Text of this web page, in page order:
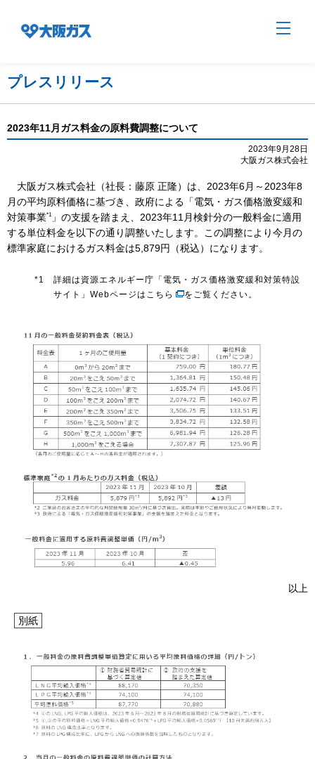
ご家庭のお客さま
お問い合わせ English
社会貢献
IR情報
採用情報
プレスリリース
プレスリリース
2023年11月ガス料金の原料費調整について
2023年9月28日
大阪ガス株式会社
大阪ガス株式会社（社長：藤原 正隆）は、2023年6月～2023年8
月の平均原料価格に基づき、政府による「電気・ガス価格激変緩和
対策事業*1 」の支援を踏まえ、2023年11月検針分の一般料金に適用
する単位料金を以下の通り調整いたします。この調整により今月の
標準家庭におけるガス料金は5,879円（税込）になります。
*1
詳細は資源エネルギー庁「電気・ガス価格激変緩和対策特設
サイト」 Webページはこちら をご覧ください。
以上
別紙